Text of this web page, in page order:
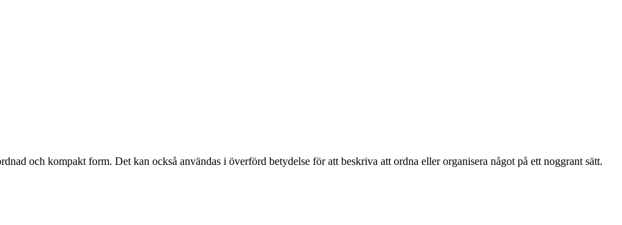
och kompakt form. Det kan också användas i överförd betydelse för att beskriva att ordna eller organisera något på ett noggrant sätt.